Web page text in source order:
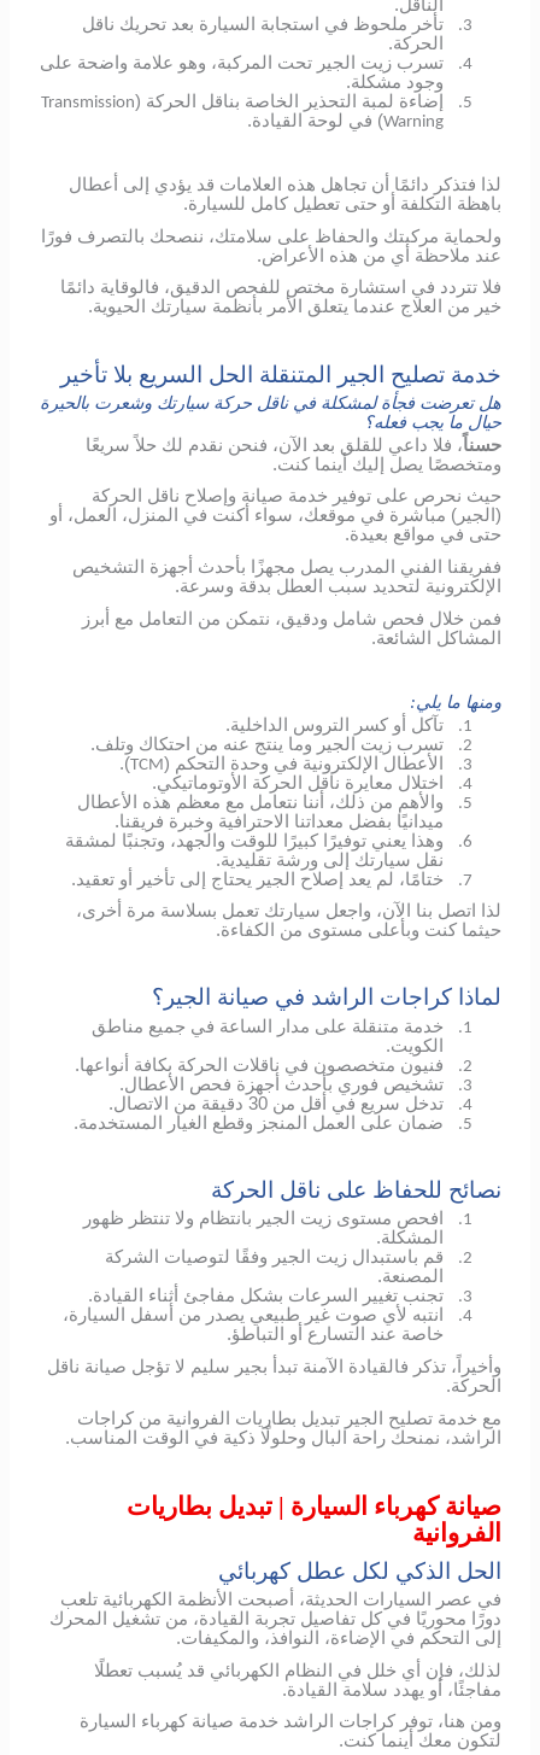
الناقل.
3.
تأخر ملحوظ في استجابة السيارة بعد تحريك ناقل
الحركة.
4.
تسرب زيت الجير تحت المركبة، وهو علامة واضحة على
وجود مشكلة.
5. إضاءة لمبة التحذير الخاصة بناقل الحركة (Transmission
Warning) في لوحة القيادة.
لذا فتذكر دائمًا أن تجاهل هذه العلامات قد يؤدي إلى أعطال
باهظة التكلفة أو حتى تعطيل كامل للسيارة.
ولحماية مركبتك والحفاظ على سلامتك، ننصحك بالتصرف فورًا
عند ملاحظة أي من هذه الأعراض.
فلا تتردد في استشارة مختص للفحص الدقيق، فالوقاية دائمًا
خير من العلاج عندما يتعلق الأمر بأنظمة سيارتك الحيوية.
خدمة تصليح الجير المتنقلة الحل السريع بلا تأخير
هل تعرضت فجأة لمشكلة في ناقل حركة سيارتك وشعرت بالحيرة
حيال ما يجب فعله؟
حسناً، فلا داعي للقلق بعد الآن، فنحن نقدم لك حلاً سريعًا
ومتخصصًا يصل إليك أينما كنت.
حيث نحرص على توفير خدمة صيانة وإصلاح ناقل الحركة
(الجير) مباشرة في موقعك، سواء أكنت في المنزل، العمل، أو
حتى في مواقع بعيدة.
ففريقنا الفني المدرب يصل مجهزًا بأحدث أجهزة التشخيص
الإلكترونية لتحديد سبب العطل بدقة وسرعة.
فمن خلال فحص شامل ودقيق، نتمكن من التعامل مع أبرز
المشاكل الشائعة.
ومنها ما يلي:
1. تآكل أو كسر التروس الداخلية.
2. تسرب زيت الجير وما ينتج عنه من احتكاك وتلف.
3. الأعطال الإلكترونية في وحدة التحكم (TCM
).
4. اختلال معايرة ناقل الحركة الأوتوماتيكي.
5.
والأهم من ذلك، أننا نتعامل مع معظم هذه الأعطال
ميدانيًا بفضل معداتنا الاحترافية وخبرة فريقنا.
6.
وهذا يعني توفيرًا كبيرًا للوقت والجهد، وتجنبًا لمشقة
نقل سيارتك إلى ورشة تقليدية.
7.
ختامًا، لم يعد إصلاح الجير يحتاج إلى تأخير أو تعقيد.
لذا اتصل بنا الآن، واجعل سيارتك تعمل بسلاسة مرة أخرى،
حيثما كنت وبأعلى مستوى من الكفاءة.
لماذا كراجات الراشد في صيانة الجير؟
1.
خدمة متنقلة على مدار الساعة في جميع مناطق
الكويت.
2. فنيون متخصصون في ناقلات الحركة بكافة أنواعها.
3. تشخيص فوري بأحدث أجهزة فحص الأعطال.
4. تدخل سريع في أقل من 30 دقيقة من الاتصال.
5. ضمان على العمل المنجز وقطع الغيار المستخدمة.
نصائح للحفاظ على ناقل الحركة
1.
افحص مستوى زيت الجير بانتظام ولا تنتظر ظهور
المشكلة.
2.
قم باستبدال زيت الجير وفقًا لتوصيات الشركة
المصنعة.
3. تجنب تغيير السرعات بشكل مفاجئ أثناء القيادة.
4.
انتبه لأي صوت غير طبيعي يصدر من أسفل السيارة،
خاصة عند التسارع أو التباطؤ.
وأخيراً، تذكر فالقيادة الآمنة تبدأ بجير سليم لا تؤجل صيانة ناقل
الحركة.
مع خدمة تصليح الجير تبديل بطاريات الفروانية من كراجات
الراشد، نمنحك راحة البال وحلولًا ذكية في الوقت المناسب.
صيانة كهرباء السيارة | تبديل بطاريات
الفروانية
الحل الذكي لكل عطل كهربائي
في عصر السيارات الحديثة، أصبحت الأنظمة الكهربائية تلعب
دورًا محوريًا في كل تفاصيل تجربة القيادة، من تشغيل المحرك
إلى التحكم في الإضاءة، النوافذ، والمكيفات.
لذلك، فإن أي خلل في النظام الكهربائي قد يُسبب تعطلًا
مفاجئًا، أو يهدد سلامة القيادة.
ومن هنا، توفر كراجات الراشد خدمة صيانة كهرباء السيارة
لتكون معك أينما كنت.